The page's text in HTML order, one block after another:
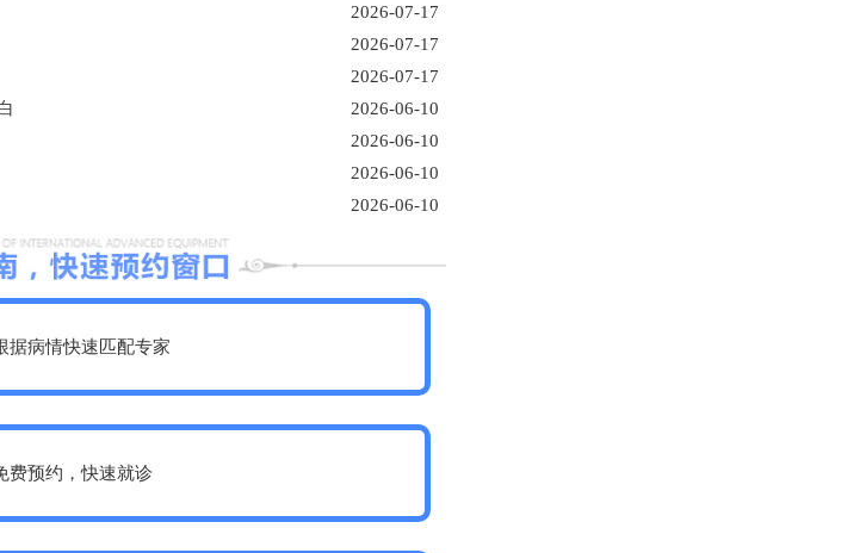
2026-07-17
2026-07-17
2026-07-17
2026-06-10
2026-06-10
2026-06-10
2026-06-10
据病情快速匹配专家
费预约，快速就诊